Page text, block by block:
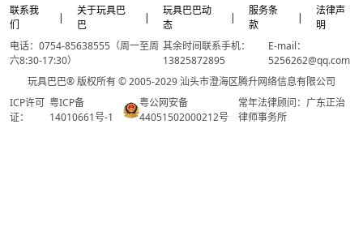
联系我
们
|
关于玩具巴
巴
|
玩具巴巴动
态
|
服务条
款
|
法律声
明
电话：0754-85638555（周一至周
六8:30-17:30）
其余时间联系手机：
13825872895
E-mail：
5256262@qq.com
玩具巴巴® 版权所有 © 2005-2029 汕头市澄海区腾升网络信息有限公司
ICP许可
证：
粤ICP备
14010661号-1
粤公网安备
44051502000212号
常年法律顾问：广东正治
律师事务所